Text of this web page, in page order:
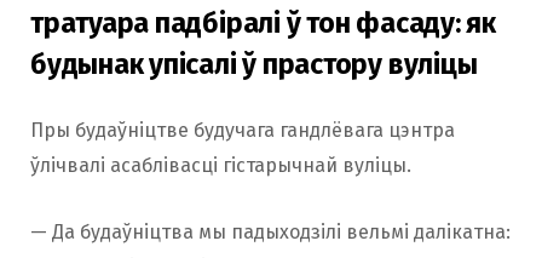
тратуара падбіралі ў тон фасаду: як
будынак упісалі ў прастору вуліцы
Пры будаўніцтве будучага гандлёвага цэнтра
ўлічвалі асаблівасці гістарычнай вуліцы.
— Да будаўніцтва мы падыходзілі вельмі далікатна: